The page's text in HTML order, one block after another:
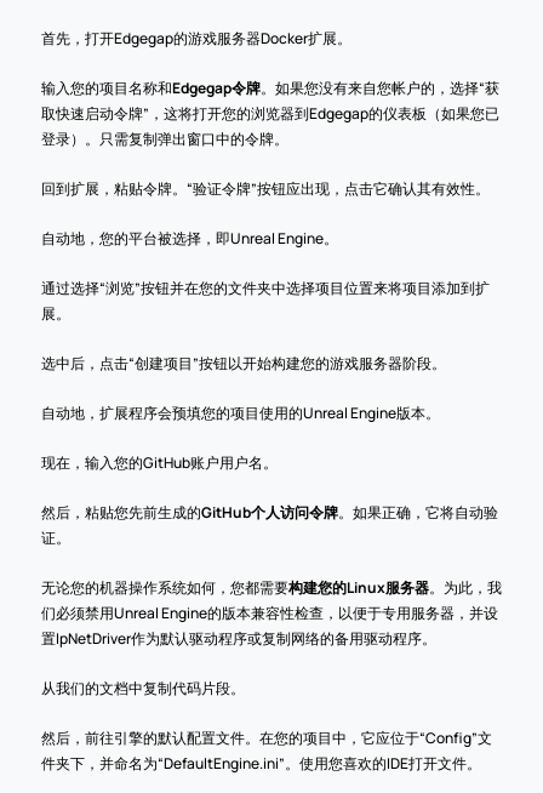
首先，打开Edgegap的游戏服务器Docker扩展。
输入您的项目名称和Edgegap令牌。如果您没有来自您帐户的，选择“获
取快速启动令牌”，这将打开您的浏览器到Edgegap的仪表板（如果您已
登录）。只需复制弹出窗口中的令牌。
回到扩展，粘贴令牌。“验证令牌”按钮应出现，点击它确认其有效性。
自动地，您的平台被选择，即Unreal Engine。
通过选择“浏览”按钮并在您的文件夹中选择项目位置来将项目添加到扩
展。
选中后，点击“创建项目”按钮以开始构建您的游戏服务器阶段。
自动地，扩展程序会预填您的项目使用的Unreal Engine版本。
现在，输入您的GitHub账户用户名。
然后，粘贴您先前生成的GitHub个人访问令牌。如果正确，它将自动验
证。
无论您的机器操作系统如何，您都需要构建您的Linux服务器。为此，我
们必须禁用Unreal Engine的版本兼容性检查，以便于专用服务器，并设
置IpNetDriver作为默认驱动程序或复制网络的备用驱动程序。
从我们的文档中复制代码片段。
然后，前往引擎的默认配置文件。在您的项目中，它应位于“Config”文
件夹下，并命名为“DefaultEngine.ini”。使用您喜欢的IDE打开文件。